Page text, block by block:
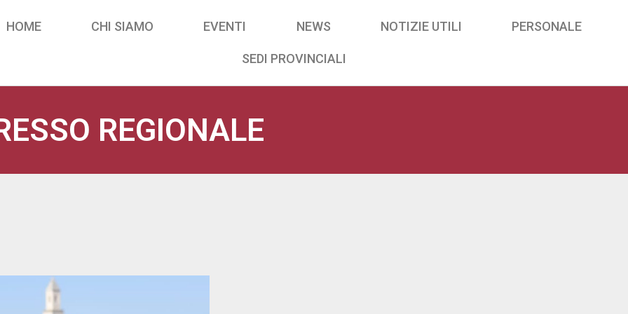
HOME CHI SIAMO EVENTI NEWS NOTIZIE UTILI PERSONALE
SEDI PROVINCIALI
REGIONALE